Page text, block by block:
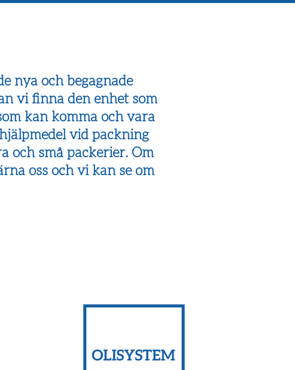
nya och begagnade
vi finna den enhet som
kan komma och vara
vid packning
och små packerier. Om
oss och vi kan se om